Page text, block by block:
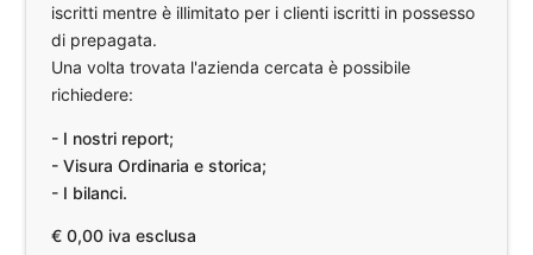
iscritti mentre è illimitato per i clienti iscritti in possesso
di prepagata.
Una volta trovata l'azienda cercata è possibile
richiedere:
- I nostri report;
- Visura Ordinaria e storica;
- I bilanci.
€ 0,00 iva esclusa